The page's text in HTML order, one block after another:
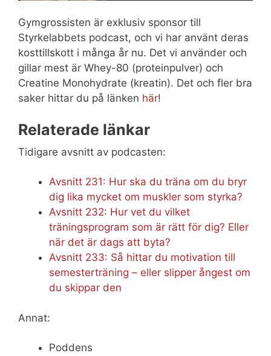
Gymgrossisten är exklusiv sponsor till
Styrkelabbets podcast, och vi har använt deras
kosttillskott i många år nu. Det vi använder och
gillar mest är Whey-80 (proteinpulver) och
Creatine Monohydrate (kreatin). Det och fler bra
saker hittar du på länken här!
Relaterade länkar
Tidigare avsnitt av podcasten:
Avsnitt 231: Hur ska du träna om du bryr
dig lika mycket om muskler som styrka?
Avsnitt 232: Hur vet du vilket
träningsprogram som är rätt för dig? Eller
när det är dags att byta?
Avsnitt 233: Så hittar du motivation till
semesterträning – eller slipper ångest om
du skippar den
Annat:
Poddens